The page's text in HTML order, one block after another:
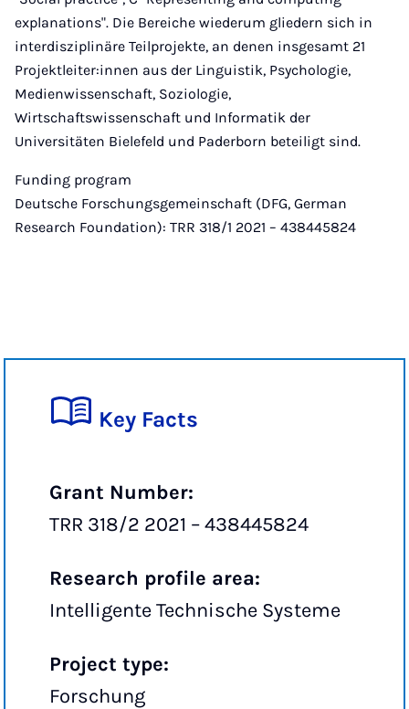
explanations". Die Bereiche wiederum gliedern sich in
interdisziplinäre Teilprojekte, an denen insgesamt 21
Projektleiter:innen aus der Linguistik, Psychologie,
Medienwissenschaft, Soziologie,
Wirtschaftswissenschaft und Informatik der
Universitäten Bielefeld und Paderborn beteiligt sind.
Funding program
Deutsche Forschungsgemeinschaft (DFG, German
Research Foundation): TRR 318/1 2021 – 438445824
Key Facts
Grant Number:
TRR 318/2 2021 – 438445824
Research profile area:
Intelligente Technische Systeme
Project type:
Forschung